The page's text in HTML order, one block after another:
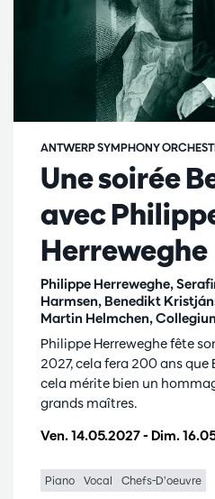
Une soirée
avec
Herreweghe
Philippe Herreweghe,
Harmsen, Benedikt
Martin Helmchen,
ANTWERP SYMPHONY
Ven. 14.05.2027- Dim.
Philippe Herreweghe fête
2027, cela fera 200 ans que
cela mérite bien un
grands maîtres.
Piano Vocal Chefs-D’oeuvre